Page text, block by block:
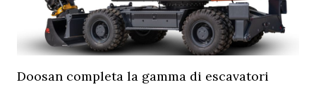
Doosan completa la gamma di escavatori